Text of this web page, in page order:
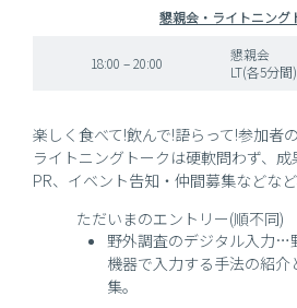
懇親会・ライトニング
18:00 – 20:00
懇親会
LT(各5分間)
楽しく食べて!飲んで!語らって!参加者
ライトニングトークは硬軟問わず、
PR、イベント告知・仲間募集などな
ただいまのエントリー(順不同)
野外調査のデジタル入力…
機器で入力する手法の紹
集。